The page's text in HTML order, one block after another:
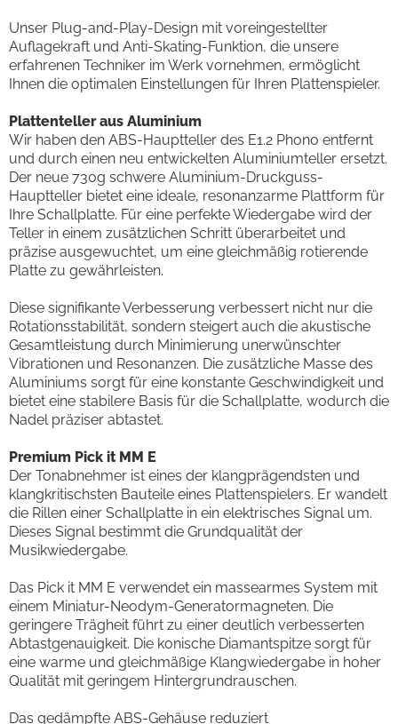
Unser Plug-and-Play-Design mit voreingestellter
Auflagekraft und Anti-Skating-Funktion, die unsere
erfahrenen Techniker im Werk vornehmen, ermöglicht
Ihnen die optimalen Einstellungen für Ihren Plattenspieler.
Plattenteller aus Aluminium
Wir haben den ABS-Hauptteller des E1.2 Phono entfernt
und durch einen neu entwickelten Aluminiumteller ersetzt.
Der neue 730g schwere Aluminium-Druckguss-
Hauptteller bietet eine ideale, resonanzarme Plattform für
Ihre Schallplatte. Für eine perfekte Wiedergabe wird der
Teller in einem zusätzlichen Schritt überarbeitet und
präzise ausgewuchtet, um eine gleichmäßig rotierende
Platte zu gewährleisten.
Diese signifikante Verbesserung verbessert nicht nur die
Rotationsstabilität, sondern steigert auch die akustische
Gesamtleistung durch Minimierung unerwünschter
Vibrationen und Resonanzen. Die zusätzliche Masse des
Aluminiums sorgt für eine konstante Geschwindigkeit und
bietet eine stabilere Basis für die Schallplatte, wodurch die
Nadel präziser abtastet.
Premium Pick it MM E
Der Tonabnehmer ist eines der klangprägendsten und
klangkritischsten Bauteile eines Plattenspielers. Er wandelt
die Rillen einer Schallplatte in ein elektrisches Signal um.
Dieses Signal bestimmt die Grundqualität der
Musikwiedergabe.
Das Pick it MM E verwendet ein massearmes System mit
einem Miniatur-Neodym-Generatormagneten. Die
geringere Trägheit führt zu einer deutlich verbesserten
Abtastgenauigkeit. Die konische Diamantspitze sorgt für
eine warme und gleichmäßige Klangwiedergabe in hoher
Qualität mit geringem Hintergrundrauschen.
Das gedämpfte ABS-Gehäuse reduziert